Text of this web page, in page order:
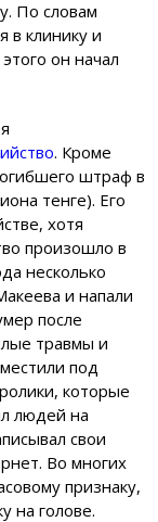
По словам
в клинику и
он начал
. Кроме
штраф в
тенге). Его
хотя
произошло в
несколько
и напали
после
травмы и
под
которые
людей на
свои
Во многих
признаку,
на голове.